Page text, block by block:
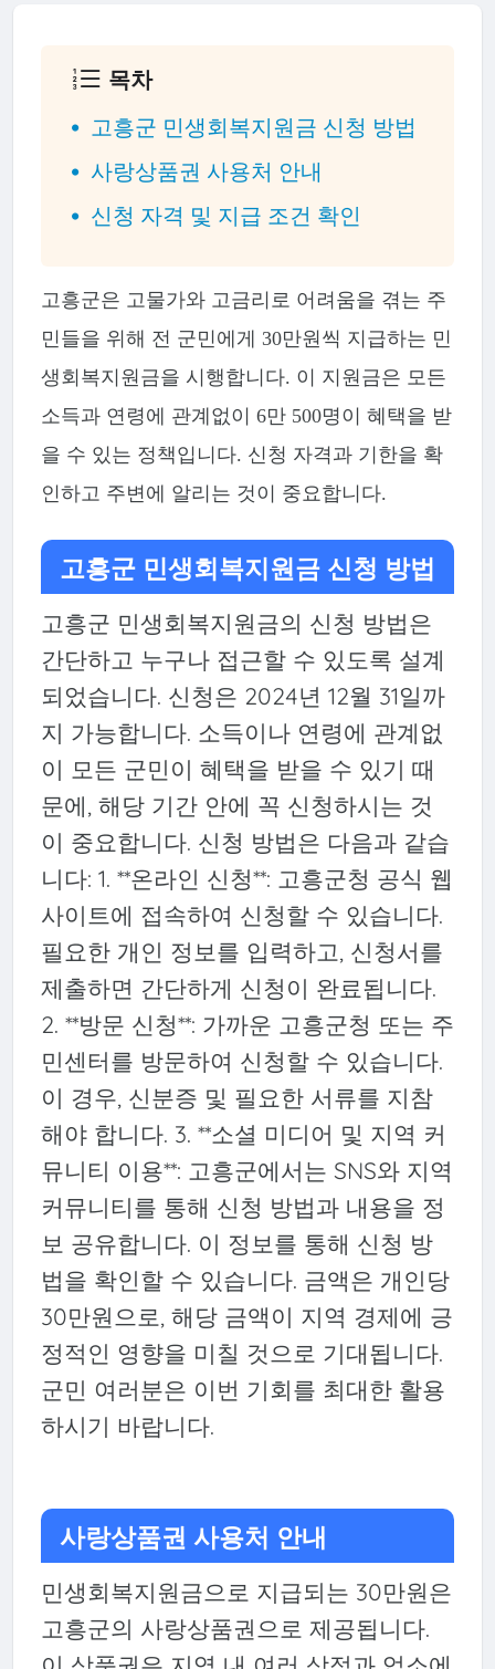
목차
고흥군 민생회복지원금 신청 방법
사랑상품권 사용처 안내
신청 자격 및 지급 조건 확인
고흥군은 고물가와 고금리로 어려움을 겪는 주
민들을 위해 전 군민에게 30만원씩 지급하는 민
생회복지원금을 시행합니다. 이 지원금은 모든
소득과 연령에 관계없이 6만 500명이 혜택을 받
을 수 있는 정책입니다. 신청 자격과 기한을 확
인하고 주변에 알리는 것이 중요합니다.
고흥군 민생회복지원금 신청 방법
고흥군 민생회복지원금의 신청 방법은
간단하고 누구나 접근할 수 있도록 설계
되었습니다. 신청은 2024년 12월 31일까
지 가능합니다. 소득이나 연령에 관계없
이 모든 군민이 혜택을 받을 수 있기 때
문에, 해당 기간 안에 꼭 신청하시는 것
이 중요합니다. 신청 방법은 다음과 같습
니다: 1. **온라인 신청**: 고흥군청 공식 웹
사이트에 접속하여 신청할 수 있습니다.
필요한 개인 정보를 입력하고, 신청서를
제출하면 간단하게 신청이 완료됩니다.
2. **방문 신청**: 가까운 고흥군청 또는 주
민센터를 방문하여 신청할 수 있습니다.
이 경우, 신분증 및 필요한 서류를 지참
해야 합니다. 3. **소셜 미디어 및 지역 커
뮤니티 이용**: 고흥군에서는 SNS와 지역
커뮤니티를 통해 신청 방법과 내용을 정
보 공유합니다. 이 정보를 통해 신청 방
법을 확인할 수 있습니다. 금액은 개인당
30만원으로, 해당 금액이 지역 경제에 긍
정적인 영향을 미칠 것으로 기대됩니다.
군민 여러분은 이번 기회를 최대한 활용
하시기 바랍니다.
사랑상품권 사용처 안내
민생회복지원금으로 지급되는 30만원은
고흥군의 사랑상품권으로 제공됩니다.